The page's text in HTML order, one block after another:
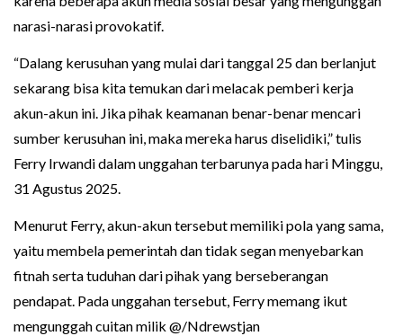
narasi-narasi provokatif.
“Dalang kerusuhan yang mulai dari tanggal 25 dan berlanjut
sekarang bisa kita temukan dari melacak pemberi kerja
akun-akun ini. Jika pihak keamanan benar-benar mencari
sumber kerusuhan ini, maka mereka harus diselidiki,” tulis
Ferry Irwandi dalam unggahan terbarunya pada hari Minggu,
31 Agustus 2025.
Menurut Ferry, akun-akun tersebut memiliki pola yang sama,
yaitu membela pemerintah dan tidak segan menyebarkan
fitnah serta tuduhan dari pihak yang berseberangan
pendapat. Pada unggahan tersebut, Ferry memang ikut
mengunggah cuitan milik @/Ndrewstjan